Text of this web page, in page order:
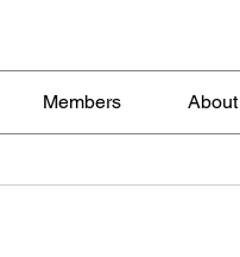
Members About